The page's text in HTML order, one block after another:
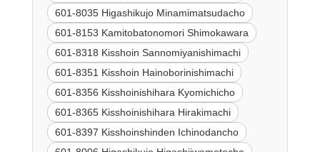
601-8035 Higashikujo Minamimatsudacho
601-8153 Kamitobatonomori Shimokawara
601-8318 Kisshoin Sannomiyanishimachi
601-8351 Kisshoin Hainoborinishimachi
601-8356 Kisshoinishihara Kyomichicho
601-8365 Kisshoinishihara Hirakimachi
601-8397 Kisshoinshinden Ichinodancho